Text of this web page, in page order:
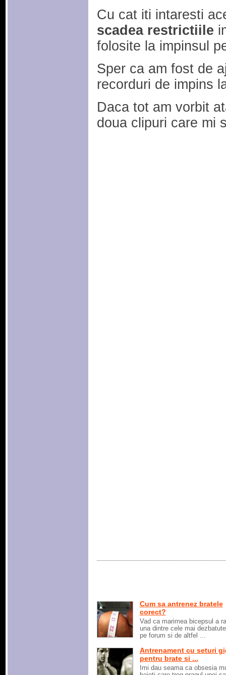
Cu cat iti intaresti
scadea restrictiile
folosite la impinsul
Sper ca am fost de
recorduri de impins
Daca tot am vorbit
doua clipuri care mi
Cum sa antrenez bratele
corect?
Vad ca marimea bicepsul a
una dintre cele mai
pe forum si de altfel ...
Antrenament cu seturi
pentru brate si ...
Imi dau seama ca obsesia